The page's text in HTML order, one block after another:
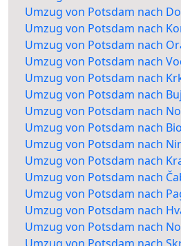
Umzug von Potsdam nach
Umzug von Potsdam nach
Umzug von Potsdam nach
Umzug von Potsdam nach
Umzug von Potsdam nach
Umzug von Potsdam nach
Umzug von Potsdam nach
Umzug von Potsdam nach
Umzug von Potsdam nach
Umzug von Potsdam nach
Umzug von Potsdam nach
Umzug von Potsdam nach
Umzug von Potsdam nach
Umzug von Potsdam nach